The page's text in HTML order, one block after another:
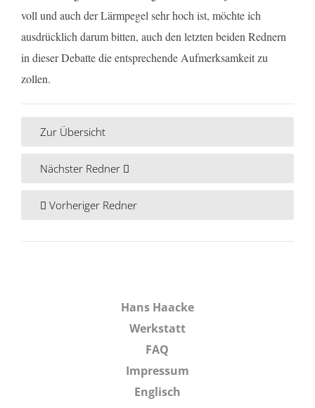
voll und auch der Lärmpegel sehr hoch ist, möchte ich
ausdrücklich darum bitten, auch den letzten beiden Rednern
in dieser Debatte die entsprechende Aufmerksamkeit zu
zollen.
Zur Übersicht
Nächster Redner
Vorheriger Redner
Hans Haacke
Werkstatt
FAQ
Impressum
Englisch